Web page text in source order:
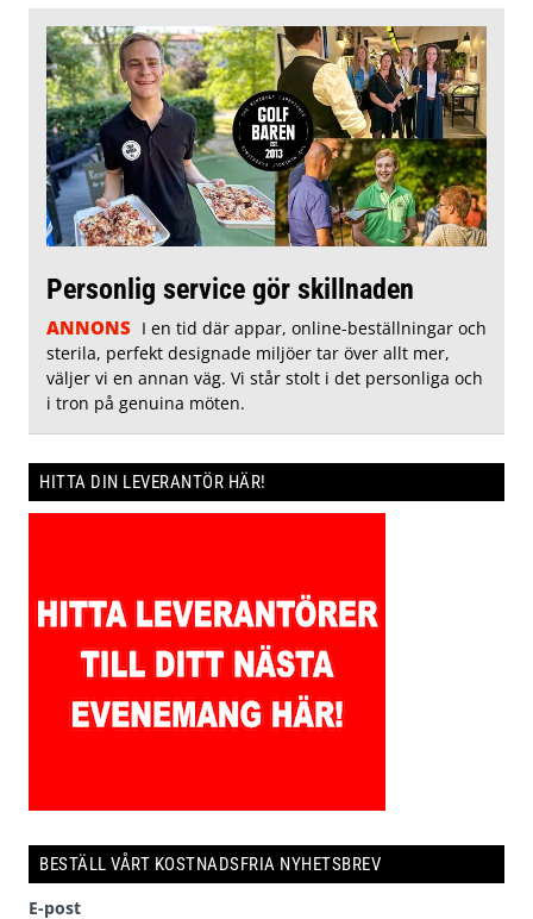
Personlig service gör skillnaden
ANNONS I en tid där appar, online-beställningar och
sterila, perfekt designade miljöer tar över allt mer,
väljer vi en annan väg. Vi står stolt i det personliga och
i tron på genuina möten.
HITTA DIN LEVERANTÖR HÄR!
BESTÄLL VÅRT KOSTNADSFRIA NYHETSBREV
E-post